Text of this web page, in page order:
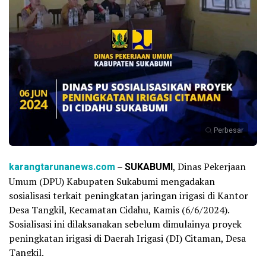
Perbesar
karangtarunanews.com –SUKABUMI, Dinas Pekerjaan
Umum (DPU) Kabupaten Sukabumi mengadakan
sosialisasi terkait peningkatan jaringan irigasi di Kantor
Desa Tangkil, Kecamatan Cidahu, Kamis (6/6/2024).
Sosialisasi ini dilaksanakan sebelum dimulainya proyek
peningkatan irigasi di Daerah Irigasi (DI) Citaman, Desa
Tangkil.